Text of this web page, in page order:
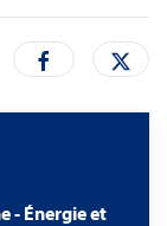
- Énergie et